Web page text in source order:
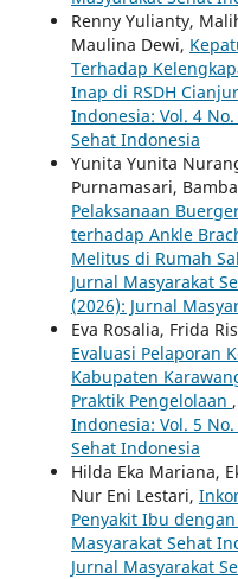
Renny Yulianty,
Maulina Dewi,
Terhadap
Inap di RSDH Cianjur
Indonesia: Vol. 4
Sehat Indonesia
Yunita Yunita
Purnamasari,
Pelaksanaan
terhadap Ankle
Melitus di Rumah
Jurnal Masyarakat
(2026): Jurnal
Eva Rosalia, Frida
Evaluasi Pelaporan
Kabupaten
Praktik Pengelolaan ,
Indonesia: Vol. 5
Sehat Indonesia
Hilda Eka Mariana,
Nur Eni Lestari,
Penyakit Ibu
Masyarakat Sehat
Jurnal Masyarakat